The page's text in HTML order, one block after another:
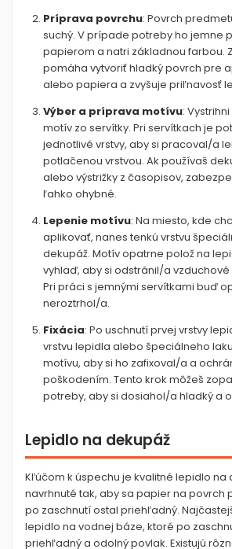
Príprava povrchu: Povrch
suchý. V prípade potreby ho jemne
papierom a natri základnou farbou.
pomáha vytvoriť hladký povrch pre
alebo papiera a zvyšuje priľnavosť
Výber a príprava motívu:
motív zo servítky. Pri servítkach je
jednotlivé vrstvy, aby si pracoval/a
potlačenou vrstvou. Ak používaš
alebo výstrižky z časopisov,
ľahko ohybné.
Lepenie motívu: Na miesto, kde
aplikovať, nanes tenkú vrstvu
dekupáž. Motív opatrne polož na
vyhlaď, aby si odstránil/a vzduchové
Pri práci s jemnými servítkami buď
neroztrhol/a.
Fixácia: Po uschnutí prvej vrstvy
vrstvu lepidla alebo špeciálneho
motívu, aby si ho zafixoval/a a
poškodením. Tento krok môžeš
potreby, aby si dosiahol/a hladký a
Lepidlo na dekupáž
Kľúčom k úspechu je kvalitné lepidlo na
navrhnuté tak, aby sa papier na povrch
po zaschnutí ostal priehľadný.
lepidlo na vodnej báze, ktoré po
priehľadný a odolný povlak. Existujú